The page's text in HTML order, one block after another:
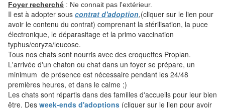
Foyer recherché : Ne connait pas l'extérieur.
Il est à adopter sous contrat d'adoption,(cliquer sur le lien pour
avoir le contenu du contrat) comprenant la stérilisation, la puce
électronique, le déparasitage et la primo vaccination
typhus/coryza/leucose.
Tous nos chats sont nourris avec des croquettes Proplan.
L'arrivée d'un chaton ou chat dans un foyer se prépare, un
minimum de présence est nécessaire pendant les 24/48
premières heures, et dans le calme ;)
Les chats sont répartis dans des familles d'accueils pour leur bien
être. Des week-ends d'adoptions (cliquer sur le lien pour avoir